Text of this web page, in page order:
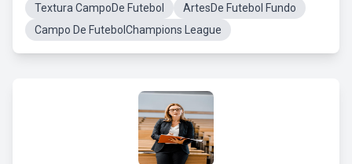
Textura CampoDe Futebol
ArtesDe Futebol Fundo
Campo De FutebolChampions League